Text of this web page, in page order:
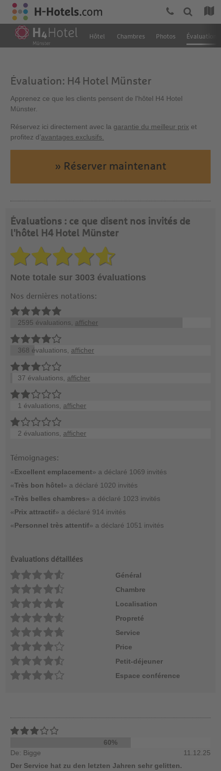
Hôtel Chambres Photos Évaluation
Évaluation: H4 Hotel Münster
Apprenez ce que les clients pensent de l'hôtel H4 Hotel
Münster.
Réservez ici directement avec la garantie du meilleur prix et
profitez d’avantages exclusifs.
» Réserver maintenant
Évaluations : ce que disent nos invités de
l'hôtel H4 Hotel Münster
Note totale sur 3003 évaluations
Nos dernières notations:
2595 évaluations, afficher
368 évaluations, afficher
37 évaluations, afficher
1 évaluations, afficher
2 évaluations, afficher
Témoignages:
«Excellent emplacement» a déclaré 1069 invités
«Très bon hôtel» a déclaré 1020 invités
«Très belles chambres» a déclaré 1023 invités
«Prix attractif» a déclaré 914 invités
«Personnel très attentif» a déclaré 1051 invités
Évaluations détaillées
Général
Chambre
Localisation
Propreté
Service
Price
Petit-déjeuner
Espace conférence
60%
De: Bigge
11.12.25
Der Service hat zu den letzten Jahren sehr gelitten.